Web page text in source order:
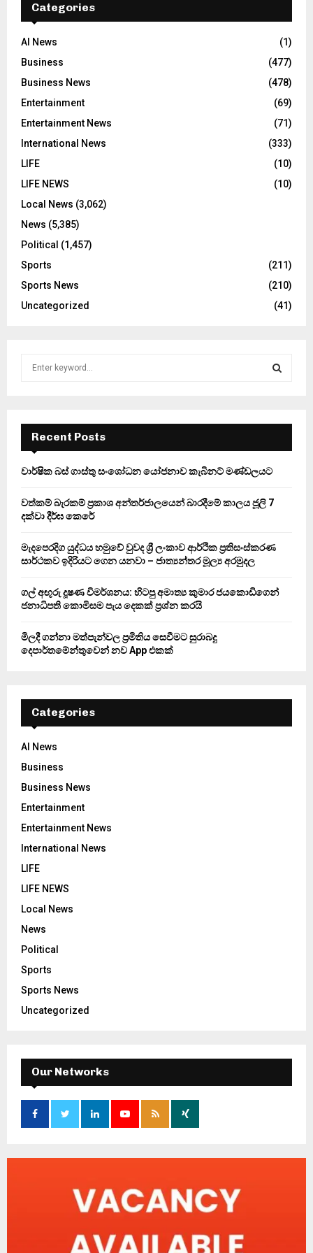
Categories
AI News
(1)
Business
(477)
Business News
(478)
Entertainment
(69)
Entertainment News
(71)
International News
(333)
LIFE
(10)
LIFE NEWS
(10)
Local News (3,062)
News (5,385)
Political (1,457)
Sports
(211)
Sports News
(210)
Uncategorized
(41)
f
r
E
A
Recent Posts
වාර්ෂික බස් ගාස්තු සංශෝධන යෝජනාව කැබිනට් මණ්ඩලයට
වත්කම් බැරකම් ප්‍රකාශ අන්තර්ජාලයෙන් බාරදීමේ කාලය ජූලි 7
දක්වා දීර්ඝ කෙරේ
මැදපෙරදිග යුද්ධය හමුවේ වුවද ශ්‍රී ලංකාව ආර්ථික ප්‍රතිසංස්කරණ
සාර්ථකව ඉදිරියට ගෙන යනවා – ජාත්‍යන්තර මූල්‍ය අරමුදල
ගල් අඟුරු දූෂණ විමර්ශනය: හිටපු අමාත්‍ය කුමාර ජයකොඩිගෙන්
ජනාධිපති කොමිසම පැය දෙකක් ප්‍රශ්න කරයි
මිලදී ගන්නා මත්පැන්වල ප්‍රමිතිය සෙවීමට සුරාබදු
දෙපාර්තමේන්තුවෙන් නව App එකක්
Categories
AI News
Business
Business News
Entertainment
Entertainment News
International News
LIFE
LIFE NEWS
Local News
News
Political
Sports
Sports News
Uncategorized
Our Networks